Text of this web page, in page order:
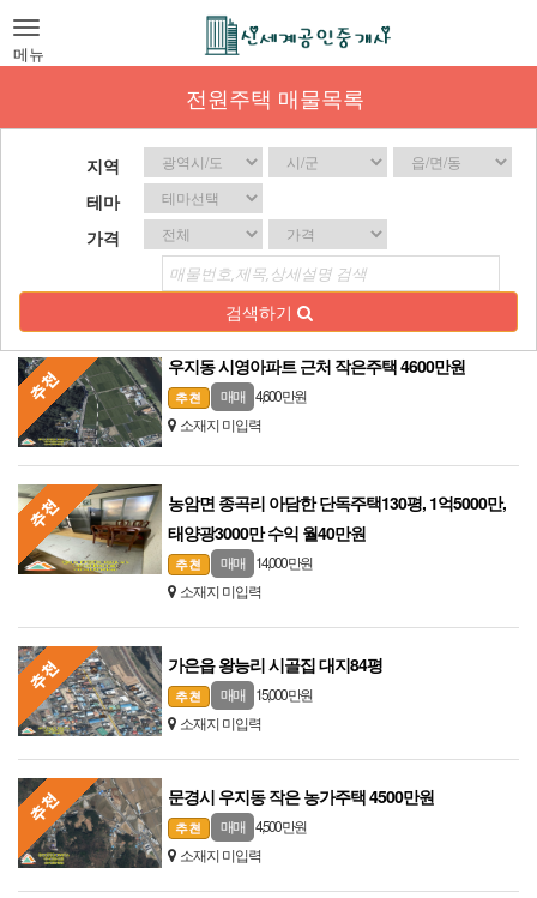
Toggle
navigation
메뉴
전원주택 매물목록
지역
테마
가격
검색하기
우지동 시영아파트 근처 작은주택 4600만원
매매
4,600 만원
소재지 미입력
농암면 종곡리 아담한 단독주택130평, 1억5000만,
태양광3000만 수익 월40만원
매매
14,000 만원
소재지 미입력
가은읍 왕능리 시골집 대지84평
매매
15,000 만원
소재지 미입력
문경시 우지동 작은 농가주택 4500만원
매매
4,500 만원
소재지 미입력